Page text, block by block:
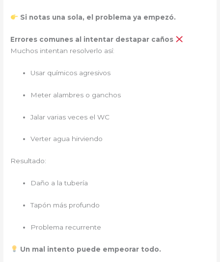
Si notas una sola, el problema ya empezó.
Errores comunes al intentar destapar caños
Muchos intentan resolverlo así:
Usar químicos agresivos
Meter alambres o ganchos
Jalar varias veces el WC
Verter agua hirviendo
Resultado:
Daño a la tubería
Tapón más profundo
Problema recurrente
Un mal intento puede empeorar todo.